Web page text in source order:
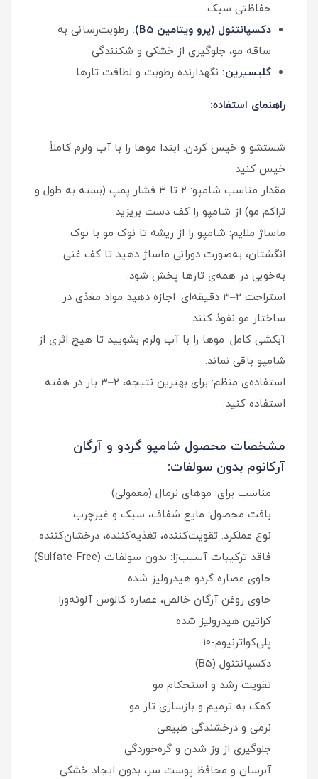
حفاظتی سبک
دکسپانتنول (پرو ویتامین B5):
رطوبت‌رسانی به
ساقه مو، جلوگیری از خشکی و شکنندگی
گلیسیرین: نگهدارنده رطوبت و لطافت تارها
راهنمای استفاده:
شستشو و خیس کردن: ابتدا موها را با آب ولرم کاملاً
خیس کنید.
مقدار مناسب شامپو: ۲ تا ۳ فشار پمپ (بسته به طول و
تراکم مو) از شامپو را کف دست بریزید.
ماساژ ملایم: شامپو را از ریشه تا نوک مو با نوک
انگشتان، به‌صورت دورانی ماساژ دهید تا کف غنی
به‌خوبی در همه‌ی تارها پخش شود.
استراحت ۲–۳ دقیقه‌ای: اجازه دهید مواد مغذی در
ساختار مو نفوذ کنند.
آبکشی کامل: موها را با آب ولرم بشویید تا هیچ اثری از
شامپو باقی نماند.
استفاده‌ی منظم: برای بهترین نتیجه، ۲–۳ بار در هفته
استفاده کنید.
مشخصات محصول شامپو گردو و آرگان
آرکانوم بدون سولفات:
مناسب برای: موهای نرمال (معمولی)
بافت محصول: مایع شفاف، سبک و غیرچرب
نوع عملکرد: تقویت‌کننده، تغذیه‌کننده، درخشان‌کننده
فاقد ترکیبات آسیب‌زا: بدون سولفات (Sulfate-Free)
حاوی عصاره گردو هیدرولیز شده
حاوی روغن آرگان خالص، عصاره کالوس آلوئه‌ورا
کراتین هیدرولیز شده
پلی‌کواترنیوم-10
دکسپانتنول (B5)
تقویت رشد و استحکام مو
کمک به ترمیم و بازسازی تار مو
نرمی و درخشندگی طبیعی
جلوگیری از وز شدن و گره‌خوردگی
آبرسان و محافظ پوست سر، بدون ایجاد خشکی